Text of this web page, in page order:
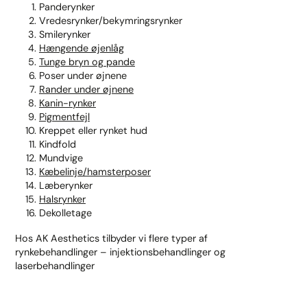
Panderynker
Vredesrynker/bekymringsrynker
Smilerynker
Hængende øjenlåg
Tunge bryn og pande
Poser under øjnene
Rander under øjnene
Kanin-rynker
Pigmentfejl
Kreppet eller rynket hud
Kindfold
Mundvige
Kæbelinje/hamsterposer
Læberynker
Halsrynker
Dekolletage
Hos AK Aesthetics tilbyder vi flere typer af
rynkebehandlinger – injektionsbehandlinger og
laserbehandlinger